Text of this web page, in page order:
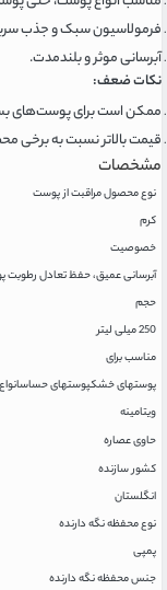
فرمولاسیون سبک و جذب
آبرسانی موثر و بلندمدت.
نکات ضعف:
ممکن است برای پوست‌های
قیمت بالاتر نسبت به برخی
مشخصات
نوع محصول مراقبت از پوست
کرم
خصوصیت
آبرسانی عمیق، حفظ تعادل
حجم
250 میلی لیتر
مناسب برای
پوستهای خشکپوستهای حساس
ویتامینه
حاوی عصاره
کشور سازنده
انگلستان
نوع محفظه نگه دارنده
پمپی
جنس محفظه نگه دارنده